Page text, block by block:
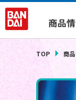
商品
TOP 商